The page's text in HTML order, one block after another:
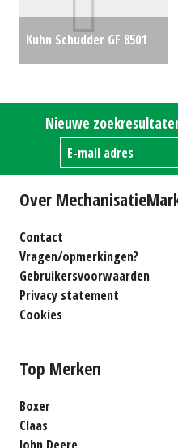
Kuhn Schudder GF 8501
Nieuwe
Over
Contact
Vragen/opmerkingen?
Gebruikersvoorwaarden
Privacy statement
Cookies
Top Merken
Boxer
Claas